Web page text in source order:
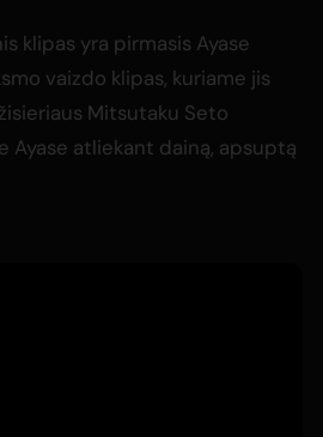
klipas yra pirmasis Ayase
vaizdo klipas, kuriame jis
Mitsutaku Seto
Ayase atliekant dainą, apsuptą